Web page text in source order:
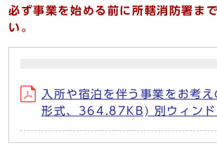
必ず事業を始める前に所轄消防署ま
い。
入所や宿泊を伴う事業をお考
形式、364.87KB) 別ウィンド